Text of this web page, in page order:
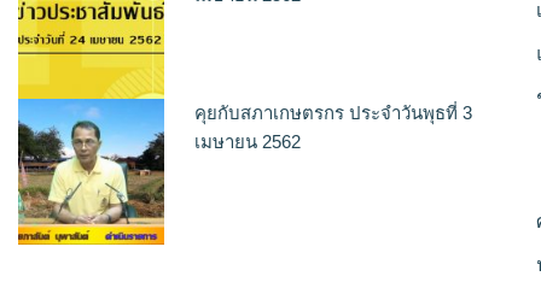
คุยกับสภาเกษตรกร ประจำวันพุธที่ 3
เมษายน 2562